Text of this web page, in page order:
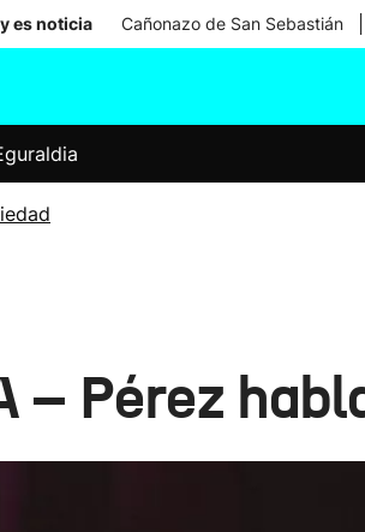
es noticia Cañonazo de San Sebastián
– Pérez